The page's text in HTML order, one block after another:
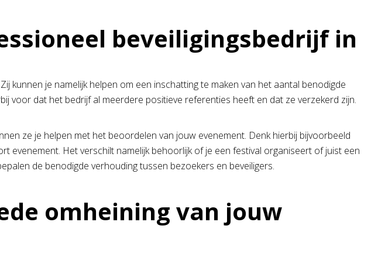
beveiligingsbedrijf in
kunnen je namelijk helpen om een inschatting te maken van het aantal benodigde
voor dat het bedrijf al meerdere positieve referenties heeft en dat ze verzekerd zijn.
ze je helpen met het beoordelen van jouw evenement. Denk hierbij bijvoorbeeld
evenement. Het verschilt namelijk behoorlijk of je een festival organiseert of juist een
de benodigde verhouding tussen bezoekers en beveiligers.
omheining van jouw